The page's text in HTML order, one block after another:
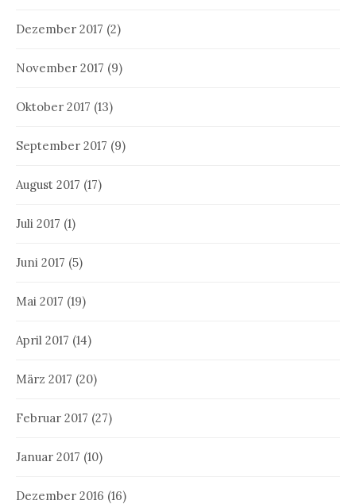
Dezember 2017 (2)
November 2017 (9)
Oktober 2017 (13)
September 2017 (9)
August 2017 (17)
Juli 2017 (1)
Juni 2017 (5)
Mai 2017 (19)
April 2017 (14)
März 2017 (20)
Februar 2017 (27)
Januar 2017 (10)
Dezember 2016 (16)